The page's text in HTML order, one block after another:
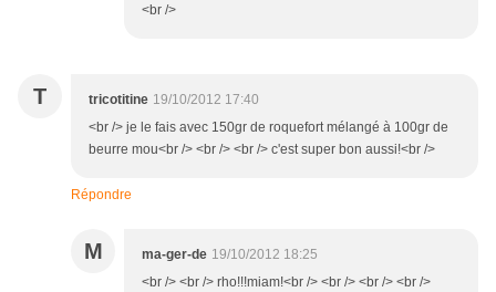
<br />
T tricotitine 19/10/2012 17:40
<br /> je le fais avec 150gr de roquefort mélangé à 100gr de
beurre mou<br /> <br /> <br /> c'est super bon aussi!<br />
Répondre
M ma-ger-de 19/10/2012 18:25
<br /> <br /> rho!!!miam!<br /> <br /> <br /> <br />